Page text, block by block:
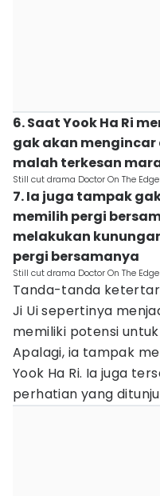
6. Saat Yook Ha Ri
gak akan mengincar
malah terkesan
Still cut drama Doctor On The
7. Ia juga tampak
memilih pergi
melakukan
pergi bersamanya
Still cut drama Doctor On The
Tanda-tanda
Ji Ui sepertinya
memiliki potensi untuk
Apalagi, ia tampak
Yook Ha Ri. Ia juga
perhatian yang